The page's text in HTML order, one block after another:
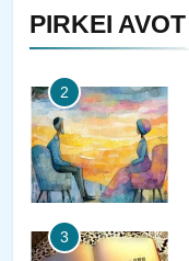
PIRKEI AVOT
2
3